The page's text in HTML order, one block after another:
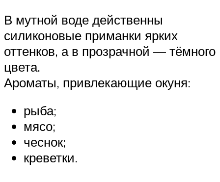
В мутной воде действенны
силиконовые приманки ярких
оттенков, а в прозрачной — тёмного
цвета.
Ароматы, привлекающие окуня:
рыба;
мясо;
чеснок;
креветки.